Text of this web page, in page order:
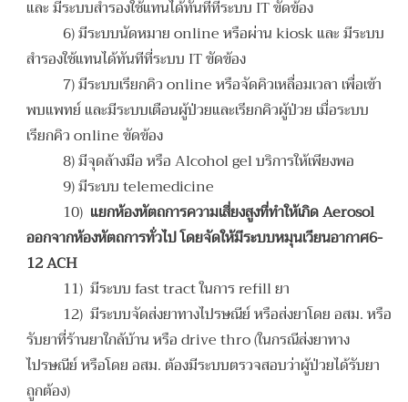
และ มีระบบสำรองใช้แทนได้ทันทีที่ระบบ IT ขัดข้อง
6) มีระบบนัดหมาย online หรือผ่าน kiosk และ มีระบบ
สำรองใช้แทนได้ทันทีที่ระบบ IT ขัดข้อง
7) มีระบบเรียกคิว online หรือจัดคิวเหลื่อมเวลา เพื่อเข้า
พบแพทย์ และมีระบบเตือนผู้ป่วยและเรียกคิวผู้ป่วย เมื่อระบบ
เรียกคิว online ขัดข้อง
8) มีจุดล้างมือ หรือ Alcohol gel บริการให้เพียงพอ
9) มีระบบ telemedicine
10) แยกห้องหัตถการความเสี่ยงสูงที่ทำให้เกิดAerosol
ออกจากห้องหัตถการทั่วไป โดยจัดให้มีระบบหมุนเวียนอากาศ6-
12 ACH
11) มีระบบ fast tract ในการ refill ยา
12) มีระบบจัดส่งยาทางไปรษณีย์ หรือส่งยาโดย อสม. หรือ
รับยาที่ร้านยาใกล้บ้าน หรือ drive thro (ในกรณีส่งยาทาง
ไปรษณีย์ หรือโดย อสม. ต้องมีระบบตรวจสอบว่าผู้ป่วยได้รับยา
ถูกต้อง)